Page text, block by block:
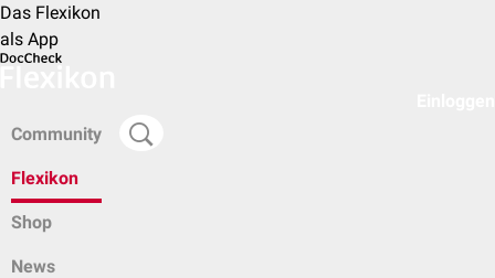
Das Flexikon
als App
Community
Flexikon
Shop
News